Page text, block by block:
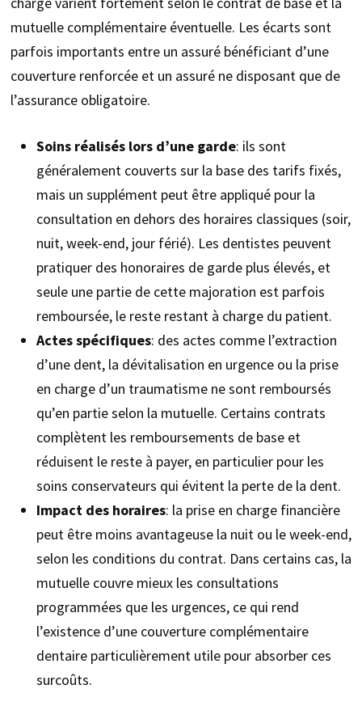
mutuelle complémentaire éventuelle. Les écarts sont
parfois importants entre un assuré bénéficiant d’une
couverture renforcée et un assuré ne disposant que de
l’assurance obligatoire.
Soins réalisés lors d’une garde: ils sont
généralement couverts sur la base des tarifs fixés,
mais un supplément peut être appliqué pour la
consultation en dehors des horaires classiques (soir,
nuit, week-end, jour férié). Les dentistes peuvent
pratiquer des honoraires de garde plus élevés, et
seule une partie de cette majoration est parfois
remboursée, le reste restant à charge du patient.
Actes spécifiques: des actes comme l’extraction
d’une dent, la dévitalisation en urgence ou la prise
en charge d’un traumatisme ne sont remboursés
qu’en partie selon la mutuelle. Certains contrats
complètent les remboursements de base et
réduisent le reste à payer, en particulier pour les
soins conservateurs qui évitent la perte de la dent.
Impact des horaires: la prise en charge financière
peut être moins avantageuse la nuit ou le week-end,
selon les conditions du contrat. Dans certains cas, la
mutuelle couvre mieux les consultations
programmées que les urgences, ce qui rend
l’existence d’une couverture complémentaire
dentaire particulièrement utile pour absorber ces
surcoûts.